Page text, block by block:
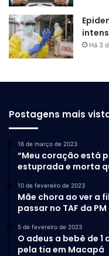
Há 3
Postagens mais
16 de março de 2023
“Meu coração está
estuprada e morta
10 de fevereiro de 2023
Mãe chora ao ver a
passar no TAF da
5 de fevereiro de 2023
O adeus a bebê de
pela tia em Macapá